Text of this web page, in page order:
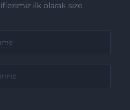
ilk olarak size